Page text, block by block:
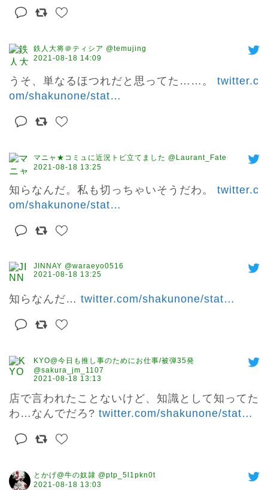
鉄人大将＠ティシア @temujing
2021-08-18 14:09
うそ、単なるほつれだと思ってた……。 twitter.c
om/shakunone/stat…
マニャ★コミュに近況トピ立てました @Laurant_Fate
2021-08-18 13:25
知らなんだ。私も切っちゃいそうだわ。 twitter.c
om/shakunone/stat…
JINNAY @waraeyo0516
2021-08-18 13:25
知らなんだ… twitter.com/shakunone/stat…
KYO@今日も推し事のためにお仕事/被弾35発
@sakura_jm_1107
2021-08-18 13:13
店で言われたことないけど、知識として知ってた
わ…なんでだろ? twitter.com/shakunone/stat…
とかげ@牛の奴隷 @ptp_5l1pkn0t
2021-08-18 13:03